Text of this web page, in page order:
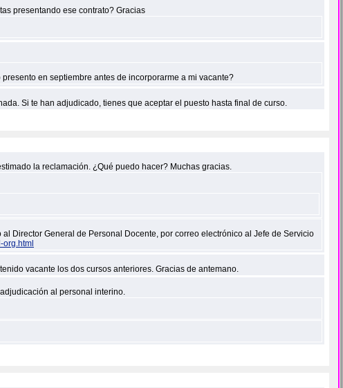
presentando ese contrato? Gracias
en septiembre antes de incorporarme a mi vacante?
Si te han adjudicado, tienes que aceptar el puesto hasta final de curso.
la reclamación. ¿Qué puedo hacer? Muchas gracias.
Director General de Personal Docente, por correo electrónico al Jefe de Servicio
vacante los dos cursos anteriores. Gracias de antemano.
al personal interino.